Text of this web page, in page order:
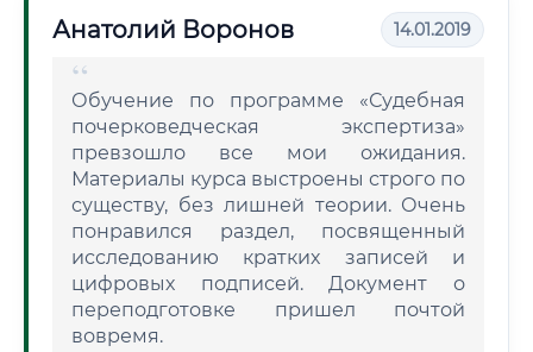
Анатолий Воронов 14.01.2019
Обучение по программе «Судебная
почерковедческая экспертиза»
превзошло все мои ожидания.
Материалы курса выстроены строго по
существу, без лишней теории. Очень
понравился раздел, посвященный
исследованию кратких записей и
цифровых подписей. Документ о
переподготовке пришел почтой
вовремя.